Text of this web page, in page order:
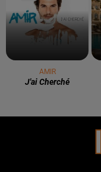
AMIR
J'ai Cherché